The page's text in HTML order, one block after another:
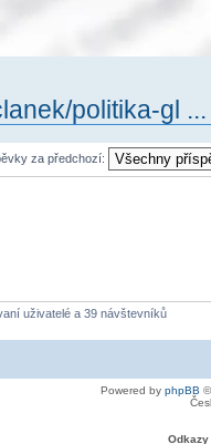
politika-gl
za předchozí:
uživatelé a 39 návštevníků
Powered by phpBB